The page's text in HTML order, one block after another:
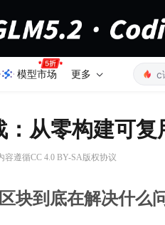
模型市场 更多
从零构建可
容遵循CC 4.0 BY-SA版权协议
块到底在解决什么